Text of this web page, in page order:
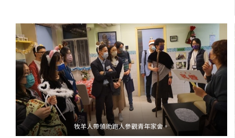
牧羊人帶領助跑人參觀青年家舍。